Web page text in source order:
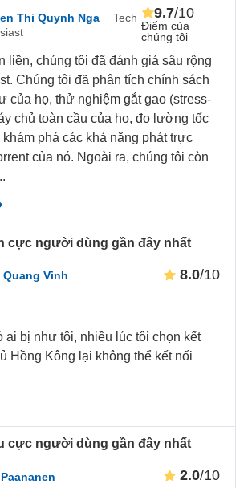
Thi Quynh Nga
Tech
Điểm của
chúng tôi
9.7/10
liền, chúng tôi đã đánh giá sâu rộng
Chúng tôi đã phân tích chính sách
của họ, thử nghiệm gắt gao (stress-
chủ toàn cầu của họ, đo lường tốc
phá các khả năng phát trực
của nó. Ngoài ra, chúng tôi còn
cực người dùng gần đây nhất
Quang Vinh 8.0/10
ai bị như tôi, nhiều lúc tôi chọn kết
Hồng Kông lại không thể kết nối
cực người dùng gần đây nhất
2.0/10